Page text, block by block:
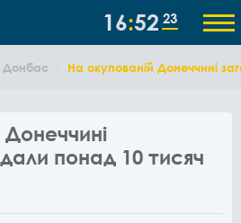
16 52 23
Донбас На окупованій Донеччині
понад 10 тисяч